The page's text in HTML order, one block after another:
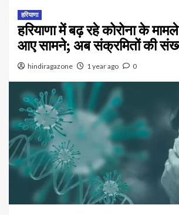
हरियाणा
हरियाणा में बढ़ रहे कोरोना के
आए सामने; अब संक्रमितों की
hindiragazone 1 year ago 0